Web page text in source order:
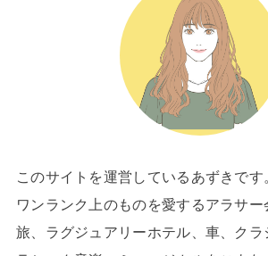
このサイトを運営しているあずきです
ワンランク上のものを愛するアラサー
旅、ラグジュアリーホテル、車、クラ